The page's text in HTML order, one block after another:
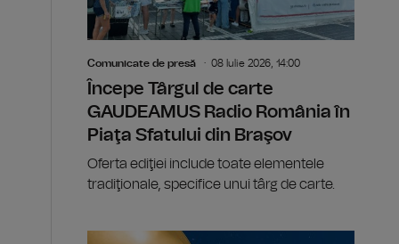
Comunicate de presă 08 Iulie 2026, 14:00
Începe Târgul de carte
GAUDEAMUS Radio România în
Piaţa Sfatului din Braşov
Oferta ediţiei include toate elementele
tradiţionale, specifice unui târg de carte.